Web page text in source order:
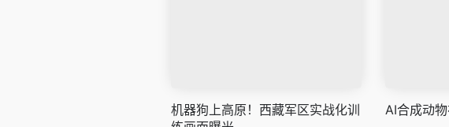
机器狗上高原！西藏军区实战化训
AI合成动